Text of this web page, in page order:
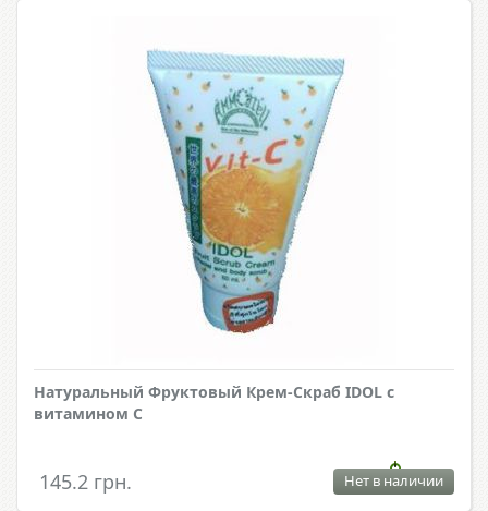
Натуральный Фруктовый Крем-Скраб IDOL с
витамином С
145.2 грн. Нет в наличии